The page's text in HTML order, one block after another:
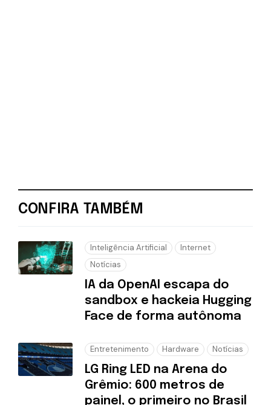
CONFIRA TAMBÉM
Inteligência Artificial
Internet
Notícias
IA da OpenAI escapa do
sandbox e hackeia Hugging
Face de forma autônoma
Entretenimento Hardware Notícias
LG Ring LED na Arena do
Grêmio: 600 metros de
painel, o primeiro no Brasil